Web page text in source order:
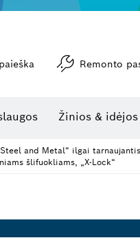
Remonto
Žinios & idėjos
Steel and Metal“ ilgai
šlifuokliams, „X-Lock“